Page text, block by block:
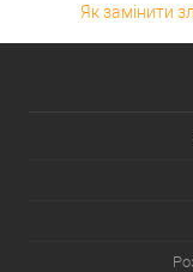
Як замінити